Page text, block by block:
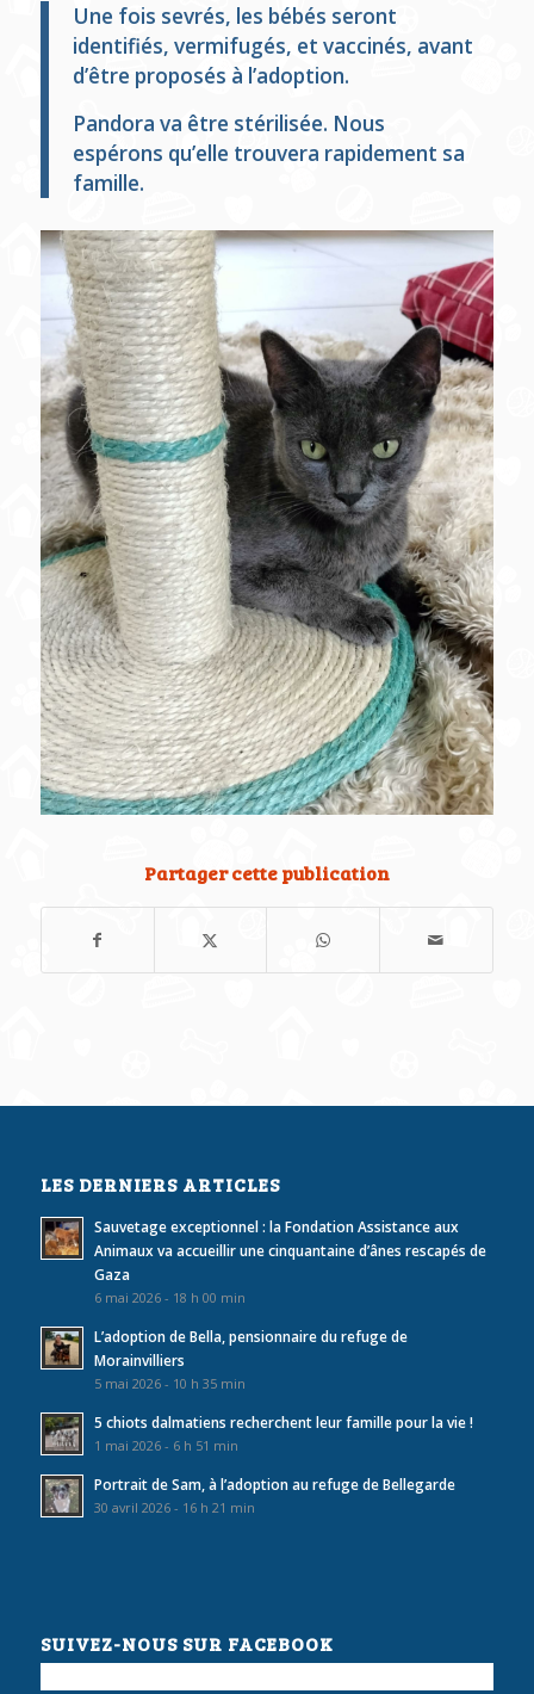
Une fois sevrés, les bébés seront
identifiés, vermifugés, et vaccinés, avant
d’être proposés à l’adoption.
Pandora va être stérilisée. Nous
espérons qu’elle trouvera rapidement sa
famille.
Partager cette publication
LES DERNIERS ARTICLES
Sauvetage exceptionnel : la Fondation Assistance aux
Animaux va accueillir une cinquantaine d’ânes rescapés de
Gaza
6 mai 2026 - 18 h 00 min
L’adoption de Bella, pensionnaire du refuge de
Morainvilliers
5 mai 2026 - 10 h 35 min
5 chiots dalmatiens recherchent leur famille pour la vie !
1 mai 2026 - 6 h 51 min
Portrait de Sam, à l’adoption au refuge de Bellegarde
30 avril 2026 - 16 h 21 min
SUIVEZ-NOUS SUR FACEBOOK